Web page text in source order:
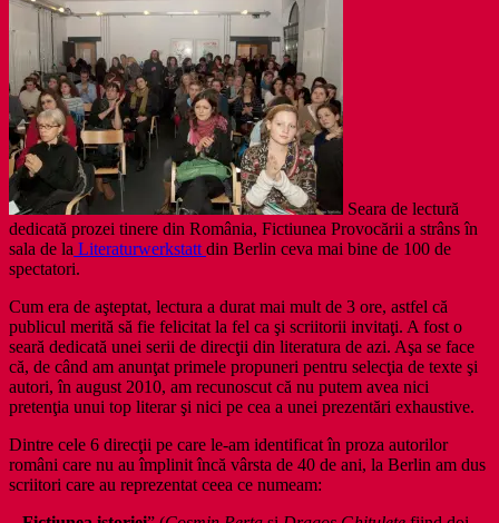
Seara de lectură
dedicată prozei tinere din România, Fictiunea Provocării a strâns în
sala de la Literaturwerkstatt din Berlin ceva mai bine de 100 de
spectatori.
Cum era de aşteptat, lectura a durat mai mult de 3 ore, astfel că
publicul merită să fie felicitat la fel ca şi scriitorii invitaţi. A fost o
seară dedicată unei serii de direcţii din literatura de azi. Aşa se face
că, de când am anunţat primele propuneri pentru selecţia de texte şi
autori, în august 2010, am recunoscut că nu putem avea nici
pretenţia unui top literar şi nici pe cea a unei prezentări exhaustive.
Dintre cele 6 direcţii pe care le-am identificat în proza autorilor
români care nu au împlinit încă vârsta de 40 de ani, la Berlin am dus
scriitori care au reprezentat ceea ce numeam: